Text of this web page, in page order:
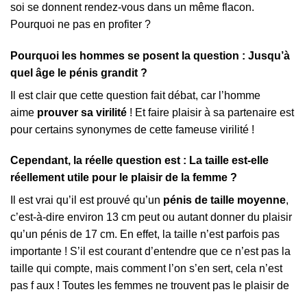
soi se donnent rendez-vous dans un même flacon.
Pourquoi ne pas en profiter ?
Pourquoi les hommes se posent la question : Jusqu’à
quel âge le pénis grandit ?
Il est clair que cette question fait débat, car l’homme
aime prouver sa virilité ! Et faire plaisir à sa partenaire est
pour certains synonymes de cette fameuse virilité !
Cependant, la réelle question est : La taille est-elle
réellement utile pour le plaisir de la femme ?
Il est vrai qu’il est prouvé qu’un pénis de taille moyenne,
c’est-à-dire environ 13 cm peut ou autant donner du plaisir
qu’un pénis de 17 cm. En effet, la taille n’est parfois pas
importante ! S’il est courant d’entendre que ce n’est pas la
taille qui compte, mais comment l’on s’en sert, cela n’est
pas f aux ! Toutes les femmes ne trouvent pas le plaisir de